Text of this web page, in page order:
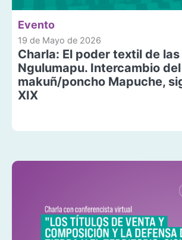
Evento
19 de Mayo de 2026
Charla: El poder textil de
Ngulumapu. Intercambio del
makuñ/poncho Mapuche,
XIX